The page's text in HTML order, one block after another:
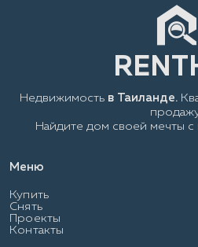
Меню
Купить
Снять
Проекты
Контакты
Недвижимость в Таиланде.
Найдите дом своей мечты с